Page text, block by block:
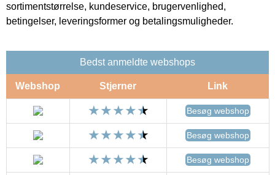
sortimentstørrelse, kundeservice, brugervenlighed,
betingelser, leveringsformer og betalingsmuligheder.
Bedst anmeldte webshops
Webshop Stjerner Link
Besøg webshop
Besøg webshop
Besøg webshop